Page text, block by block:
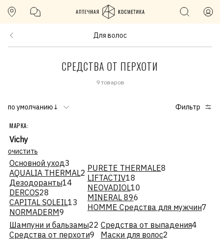
Для волос
СРЕДСТВА ОТ ПЕРХОТИ
9 товаров
по умолчанию↓ Фильтр
МАРКА:
Vichy
очистить
Основной уход3
AQUALIA THERMAL2
Дезодоранты14
DERCOS28
CAPITAL SOLEIL13
NORMADERM9
PURETE THERMALE8
LIFTACTIV18
NEOVADIOL10
MINERAL 896
HOMME Средства для мужчин7
Шампуни и бальзамы22
Средства от перхоти9
Средства от выпадения4
Маски для волос2